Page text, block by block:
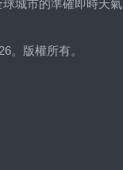
城市的準確即時天氣
。版權所有。